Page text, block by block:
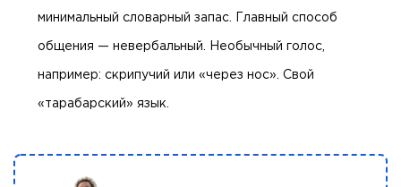
минимальный словарный запас. Главный способ
общения — невербальный. Необычный голос,
например: скрипучий или «через нос». Свой
«тарабарский» язык.